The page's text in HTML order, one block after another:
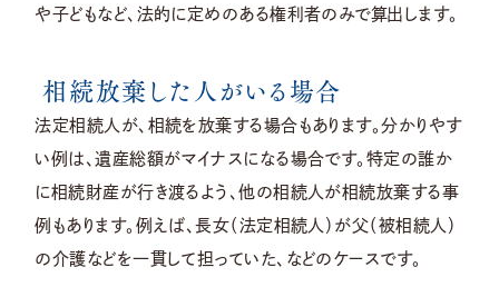
や子どもなど、法的に定めのある権利者のみで算出します。
相続放棄した人がいる場合
法定相続人が、相続を放棄する場合もあります。分かりやす
い例は、遺産総額がマイナスになる場合です。特定の誰か
に相続財産が行き渡るよう、他の相続人が相続放棄する事
例もあります。例えば、長女（法定相続人）が父（被相続人）
の介護などを一貫して担っていた、などのケースです。